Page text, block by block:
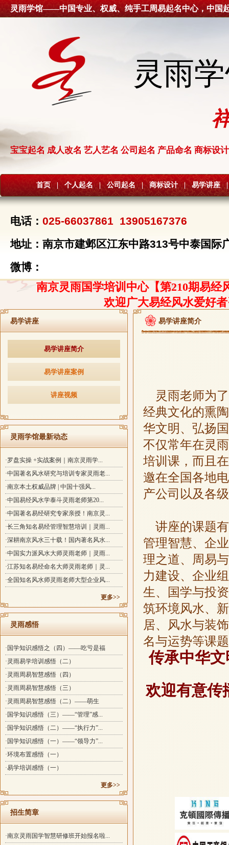
灵雨学馆——中国专业、权威、纯手工周易起名中心，中国
灵雨
宝宝起名 成人改名 艺人艺名 公司起名 产品命名 商标设计
首页 | 个人起名 | 公司起名 | 商标设计 | 易学讲座 |
电话： 025-66037861 13905167376
地址：南京市建邺区江东中路313号中泰国际
微博：
南京灵雨国学培训中心【第210期易经
欢迎广大易经风水爱好
易学讲座
易学讲座简介
易学讲座案例
讲座视频
灵雨学馆最新动态
·罗盘实操 +实战案例｜南京灵雨学...
·中国著名风水研究与培训专家灵雨老...
·南京本土权威品牌 | 中国十强风...
·中国易经风水学泰斗灵雨老师第20...
·中国著名易经研究专家亲授！南京灵...
·长三角知名易经管理智慧培训｜灵雨...
·深耕南京风水三十载！国内著名风水...
·中国实力派风水大师灵雨老师｜灵雨...
·江苏知名易经命名大师灵雨老师｜灵...
·全国知名风水师灵雨老师大型企业风...
更多>>
灵雨感悟
·国学知识感悟之（四）——吃亏是福
·灵雨易学培训感悟（二）
·灵雨周易智慧感悟（四）
·灵雨周易智慧感悟（三）
·灵雨周易智慧感悟（二）——萌生
·国学知识感悟（三）——“管理”感...
·国学知识感悟（二）——“执行力”...
·国学知识感悟（一）——“领导力”...
·环境布置感悟（一）
·易学培训感悟（一）
更多>>
招生简章
·南京灵雨国学智慧研修班开始报名啦...
易学讲座简介
灵雨老师为了
经典文化的熏
华文明、弘扬
不仅常年在灵
培训课，而且
邀在全国各地
产公司以及各
讲座的课题有
管理智慧、企
理之道、周易
力建设、企业
生、国学与投
筑环境风水、
居、风水与装
名与运势等课
传承中华
欢迎有意传